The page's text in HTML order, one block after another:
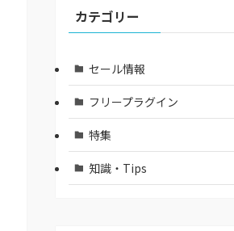
カテゴリー
セール情報
フリープラグイン
特集
知識・Tips